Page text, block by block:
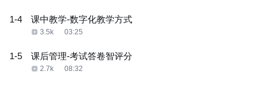
1-4 课中教学-数字化教学方式
3.5k 03:25
1-5 课后管理-考试答卷智评分
2.7k 08:32